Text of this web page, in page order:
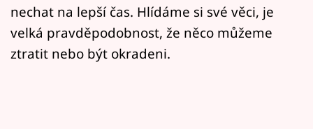
Přihlášení
nechat na lepší čas. Hlídáme si své věci, je
velká pravděpodobnost, že něco můžeme
ztratit nebo být okradeni.